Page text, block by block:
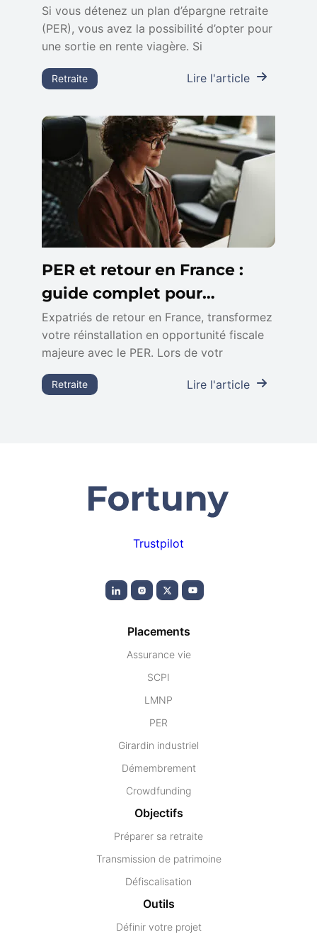
impact sur votre retraite
Si vous détenez un plan d’épargne retraite
(PER), vous avez la possibilité d’opter pour
une sortie en rente viagère. Si
Lire l'article
Retraite
PER et retour en France :
guide complet pour
optimiser votre déduction
fiscale
Expatriés de retour en France, transformez
votre réinstallation en opportunité fiscale
majeure avec le PER. Lors de votr
Lire l'article
Retraite
Trustpilot
Placements
Assurance vie
SCPI
LMNP
PER
Girardin industriel
Démembrement
Crowdfunding
Objectifs
Préparer sa retraite
Transmission de patrimoine
Défiscalisation
Outils
Définir votre projet